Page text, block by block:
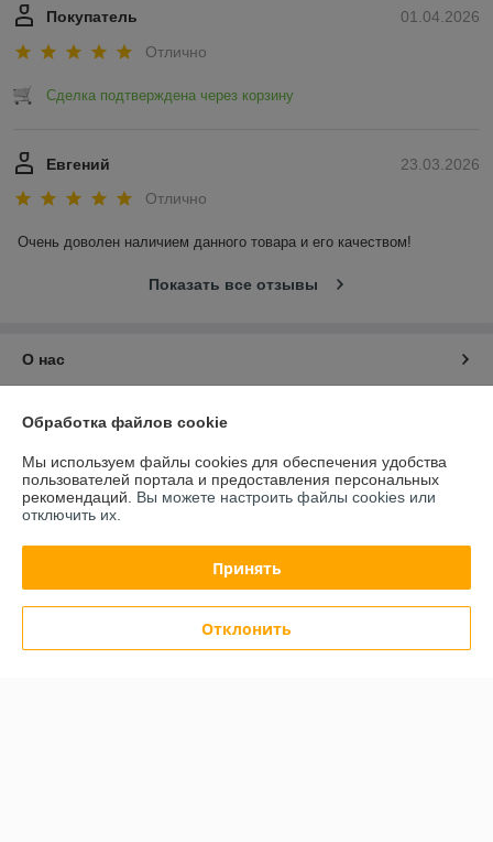
01.04.2026
Покупатель
Отлично
Сделка подтверждена через корзину
23.03.2026
Евгений
Отлично
Очень доволен наличием данного товара и его качеством!
Показать все отзывы
О нас
Доставка и оплата
График работы
Обработка файлов cookie
Мы используем файлы cookies для обеспечения удобства
пользователей портала и предоставления персональных
рекомендаций. Вы можете настроить файлы cookies или
отключить их.
Принять
Отклонить